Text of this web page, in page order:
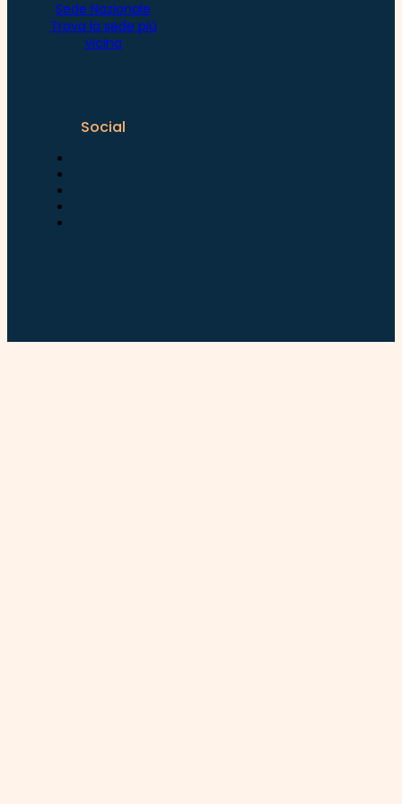
Sede Nazionale
Trova la sede più
vicina
Social